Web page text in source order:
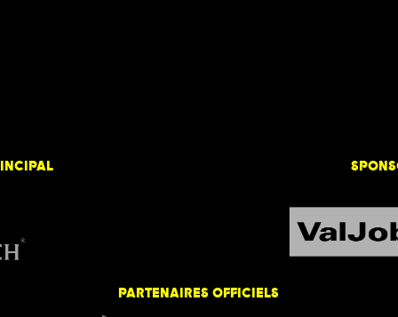
PARTENAIRES OFFICIELS